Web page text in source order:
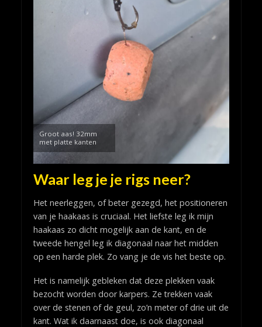
Groot aas! 32mm
met platte kanten
Waar leg je je rigs neer?
Het neerleggen, of beter gezegd, het positioneren
van je haakaas is cruciaal. Het liefste leg ik mijn
haakaas zo dicht mogelijk aan de kant, en de
tweede hengel leg ik diagonaal naar het midden
op een harde plek. Zo vang je de vis het beste op.
Het is namelijk gebleken dat deze plekken vaak
bezocht worden door karpers. Ze trekken vaak
over de stenen of de geul, zo’n meter of drie uit de
kant. Wat ik daarnaast doe, is ook diagonaal